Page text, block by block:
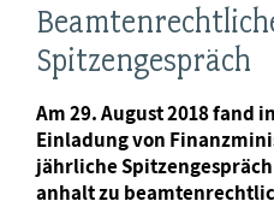
Spitzengespräch
Am 29. August 2018 fand
Einladung von
jährliche
anhalt zu